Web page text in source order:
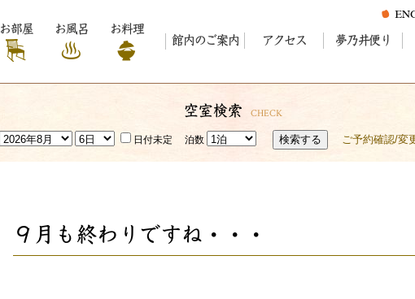
お部屋 お風呂
お料理
館内のご案内
アクセス 夢乃井便り
空室検索 CHECK
日付未定 泊数 検索する ご予約確認/変
９月も終わりですね・・・